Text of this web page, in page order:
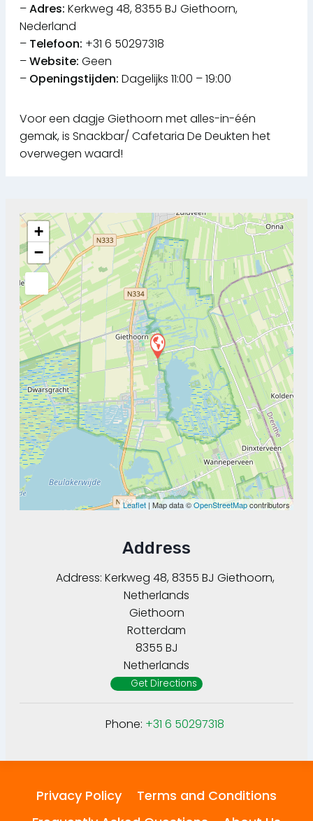
–Adres: Kerkweg 48, 8355 BJ Giethoorn,
Nederland
– Telefoon: +31 6 50297318
–Website: Geen
– Openingstijden: Dagelijks 11:00 – 19:00
Voor een dagje Giethoorn met alles-in-één
gemak, is Snackbar/ Cafetaria De Deukten het
overwegen waard!
+
−
Leaflet | Map data ©OpenStreetMapcontributors
Address
Address: Kerkweg 48, 8355 BJ Giethoorn,
Netherlands
Giethoorn
Rotterdam
8355 BJ
Netherlands
Get Directions
Phone: +31 6 50297318
Privacy Policy
Terms and Conditions